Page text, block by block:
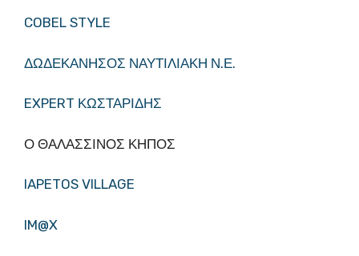
COBEL STYLE
ΔΩΔΕΚΑΝΗΣΟΣ ΝΑΥΤΙΛΙΑΚΗ Ν.Ε.
EXPERT ΚΩΣΤΑΡΙΔΗΣ
Ο ΘΑΛΑΣΣΙΝΟΣ ΚΗΠΟΣ
IAPETOS VILLAGE
IM@X